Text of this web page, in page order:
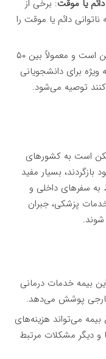
یا موقت: برخی از
دائم یا موقت را
: هزینه بیمه حوادث نسبتاً پایین است و معمولاً بین ۵۰
ویژه برای دانشجویانی
توصیه می‌شود.
است به کشورهای
بسیار مفید
سفرهای داخلی و
پزشکی، جبران
بیمه خدمات درمانی
پوشش می‌دهد.
بیمه می‌تواند هزینه‌های
و دیگر مشکلات مرتبط